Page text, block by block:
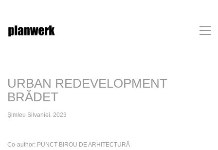
URBAN REDEVELOPMENT
BRĂDET
Șimleu Silvaniei. 2023
Co-author: PUNCT BIROU DE ARHITECTURĂ